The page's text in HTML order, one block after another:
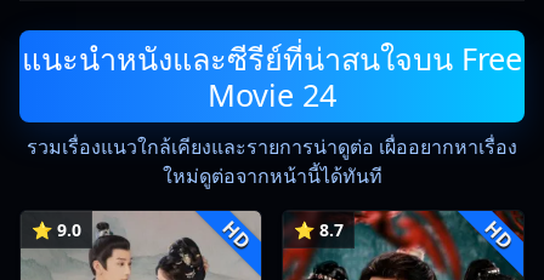
แนะนำหนังและซีรีย์ที่น่าสนใจบน Free
Movie 24
รวมเรื่องแนวใกล้เคียงและรายการน่าดูต่อ เผื่ออยากหาเรื่อง
ใหม่ดูต่อจากหน้านี้ได้ทันที
⭐ 9.0 HD ⭐ 8.7 HD